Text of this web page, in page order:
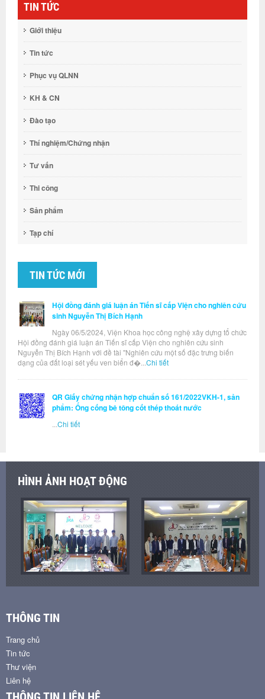
TIN TỨC
Giới thiệu
Tin tức
Phục vụ QLNN
KH & CN
Đào tạo
Thí nghiệm/Chứng nhận
Tư vấn
Thi công
Sản phẩm
Tạp chí
TIN TỨC MỚI
Hội đồng đánh giá luận án Tiến sĩ cấp Viện cho nghiên cứu
sinh Nguyễn Thị Bích Hạnh
Ngày 06/5/2024, Viện Khoa học công nghệ xây dựng tổ chức
Hội đồng đánh giá luận án Tiến sĩ cấp Viện cho nghiên cứu sinh
Nguyễn Thị Bích Hạnh với đề tài "Nghiên cứu một số đặc trưng biến
dạng của đất loại sét yếu ven biển đ�... Chi tiết
QR Giấy chứng nhận hợp chuẩn số 161/2022VKH-1, sản
phẩm: Ống cống bê tông cốt thép thoát nước
Chi tiết
HÌNH ẢNH HOẠT ĐỘNG
THÔNG TIN
Trang chủ
Tin tức
Thư viện
Liên hệ